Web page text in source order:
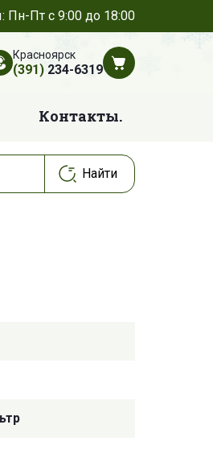
Пн-Пт с 9:00 до 18:00
Красноярск
(391)234-6319
Контакты.